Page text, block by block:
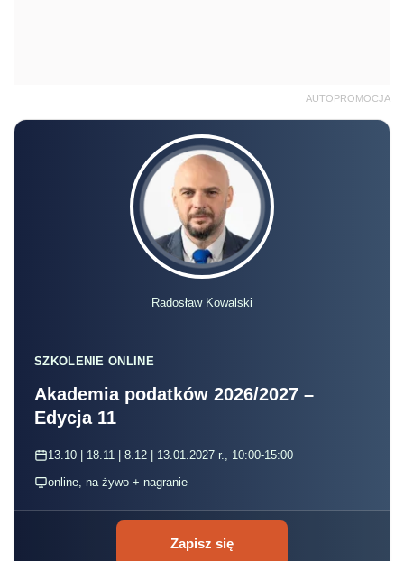
AUTOPROMOCJA
Radosław Kowalski
SZKOLENIE ONLINE
Akademia podatków 2026/2027 –
Edycja 11
13.10 | 18.11 | 8.12 | 13.01.2027 r., 10:00-15:00
online, na żywo + nagranie
Zapisz się